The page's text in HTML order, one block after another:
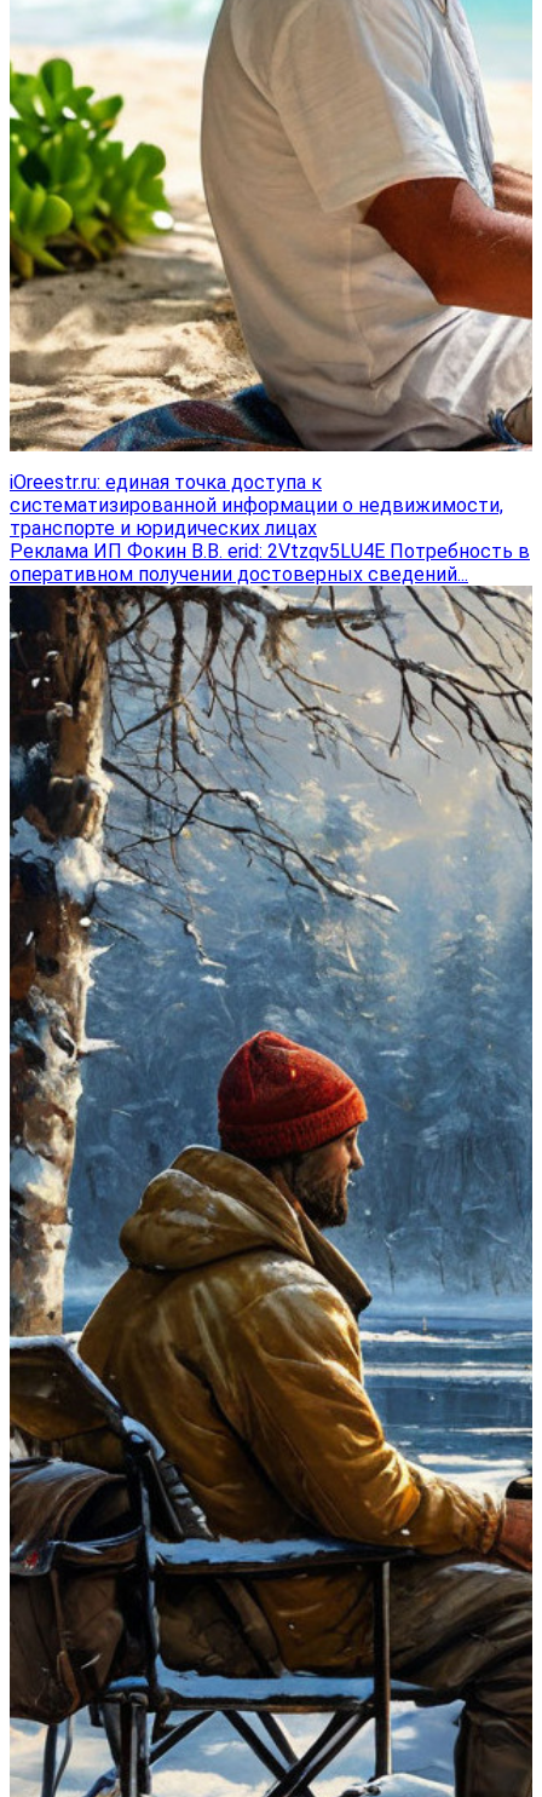
iOreestr.ru: единая точка доступа к
систематизированной информации о недвижимости,
транспорте и юридических лицах
Реклама ИП Фокин В.В. erid: 2Vtzqv5LU4E Потребность в
оперативном получении достоверных сведений...